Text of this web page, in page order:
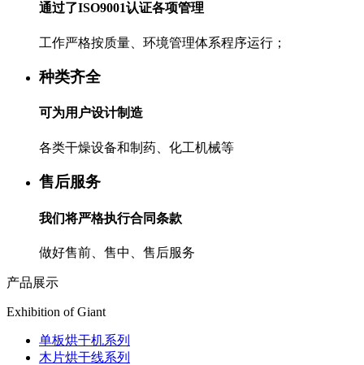
通过了ISO9001认证各项管理
工作严格按质量、环境管理体系程序运行；
种类齐全
可为用户设计制造
各类干燥设备和制药、化工机械等
售后服务
我们将严格执行合同条款
做好售前、售中、售后服务
产品展示
Exhibition of Giant
单板烘干机系列
木片烘干线系列